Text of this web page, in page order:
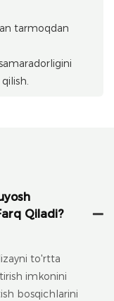
tarmoqdan
Qiladi?
to'rtta
imkonini
bosqichlarini